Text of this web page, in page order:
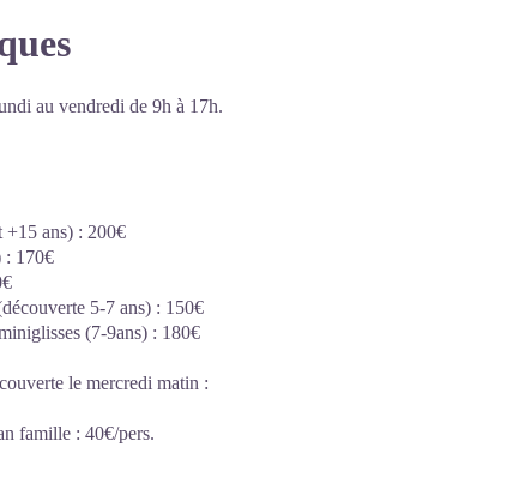
au vendredi de 9h à 17h.
+15 ans) : 200€
: 170€
5-7 ans) : 150€
(7-9ans) : 180€
le mercredi matin :
famille : 40€/pers.